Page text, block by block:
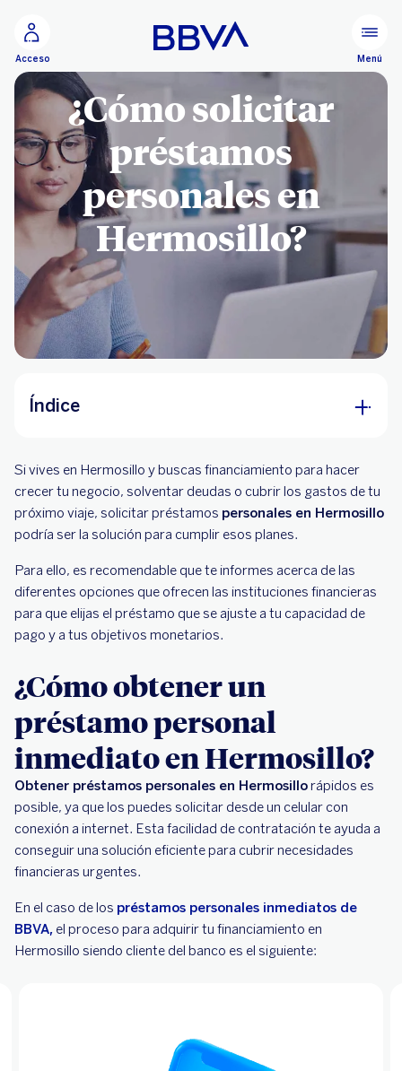
Acceso Menú
¿Cómo solicitar
préstamos
personales en
Hermosillo?
Índice
inmediato en Hermosillo?
Requisitos para obtener préstamos en
Hermosillo
¿Cuándo y dónde debo pagar mi préstamo
inmediato en Hermosillo?
Si vives en Hermosillo y buscas financiamiento para hacer
crecer tu negocio, solventar deudas o cubrir los gastos de tu
próximo viaje, solicitar préstamos personales en Hermosillo
podría ser la solución para cumplir esos planes.
Para ello, es recomendable que te informes acerca de las
diferentes opciones que ofrecen las instituciones financieras
para que elijas el préstamo que se ajuste a tu capacidad de
pago y a tus objetivos monetarios.
¿Cómo obtener un
préstamo personal
inmediato en Hermosillo?
Obtener préstamos personales en Hermosillorápidos es
posible, ya que los puedes solicitar desde un celular con
conexión a internet. Esta facilidad de contratación te ayuda a
conseguir una solución eficiente para cubrir necesidades
financieras urgentes.
En el caso de los préstamos personales inmediatos de
BBVA, el proceso para adquirir tu financiamiento en
Hermosillo siendo cliente del banco es el siguiente: